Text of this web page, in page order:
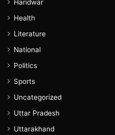
Haridwar
Health
Literature
National
Politics
Sports
Uncategorized
Uttar Pradesh
Uttarakhand